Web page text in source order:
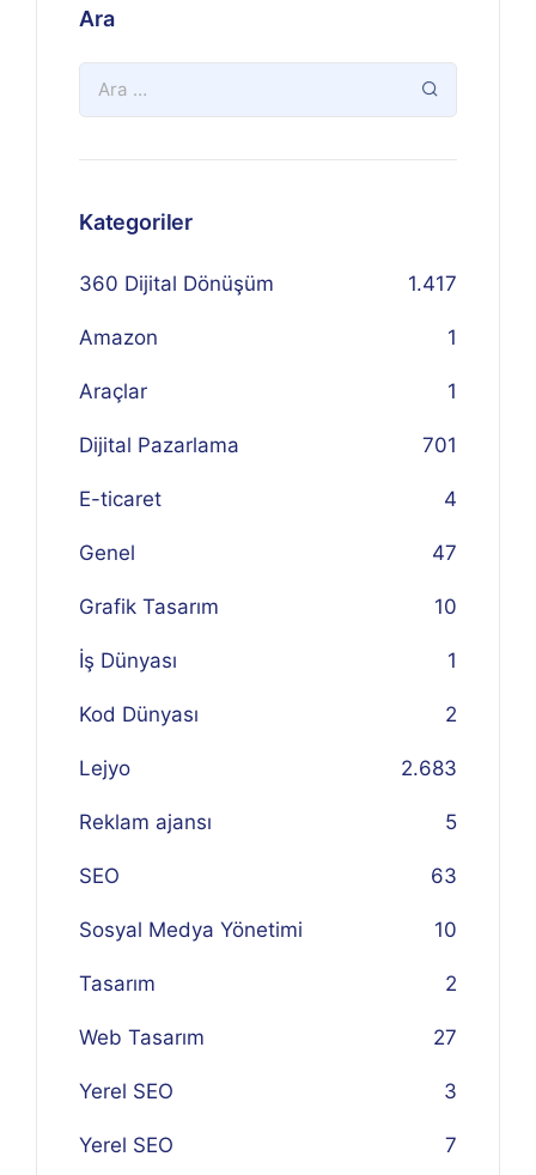
Ara
Kategoriler
360 Dijital Dönüşüm 1.417
Amazon 1
Araçlar 1
Dijital Pazarlama 701
E-ticaret 4
Genel 47
Grafik Tasarım 10
İş Dünyası 1
Kod Dünyası 2
Lejyo 2.683
Reklam ajansı 5
SEO 63
Sosyal Medya Yönetimi 10
Tasarım 2
Web Tasarım 27
Yerel SEO 3
Yerel SEO 7